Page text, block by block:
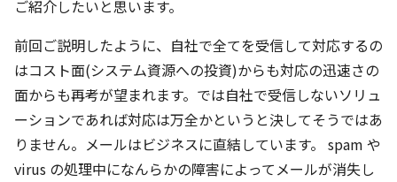
ご紹介したいと思います。
前回ご説明したように、自社で全てを受信して対応するの
はコスト面(システム資源への投資)からも対応の迅速さの
面からも再考が望まれます。では自社で受信しないソリュ
ーションであれば対応は万全かというと決してそうではあ
りません。メールはビジネスに直結しています。 spam や
virus の処理中になんらかの障害によってメールが消失し